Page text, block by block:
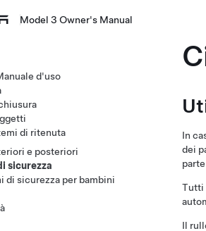
Model 3 Owner's Manual
In
dei
Tutti
Il
d'uso
di ritenuta
e posteriori
sicurezza
di sicurezza per bambini